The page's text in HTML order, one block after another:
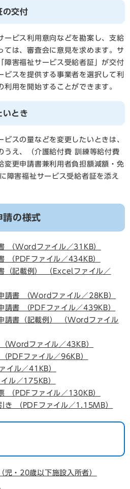
の交付
ービス利用意向などを勘案し、支給
ては、審査会に意見を求めます。サ
障害福祉サービス受給者証」が交付
ビスを提供する事業者を選択して利
用を開始することができます。
いとき
ビスの量などを変更したいときは、
うえ、（介護給付費 訓練等給付費
変更申請書兼利用者負担額減額・免
障害福祉サービス受給者証を添え
請の様式
（Wordファイル／31KB）
（PDFファイル／434KB）
（記載例） （Excelファイル／
請書 （Wordファイル／28KB）
請書 （PDFファイル／439KB）
請書（記載例） （Wordファイル
Wordファイル／43KB）
PDFファイル／96KB）
イル／41KB）
ル／175KB）
（PDFファイル／130KB）
き （PDFファイル／1.15MB）
児・20歳以下施設入所者）